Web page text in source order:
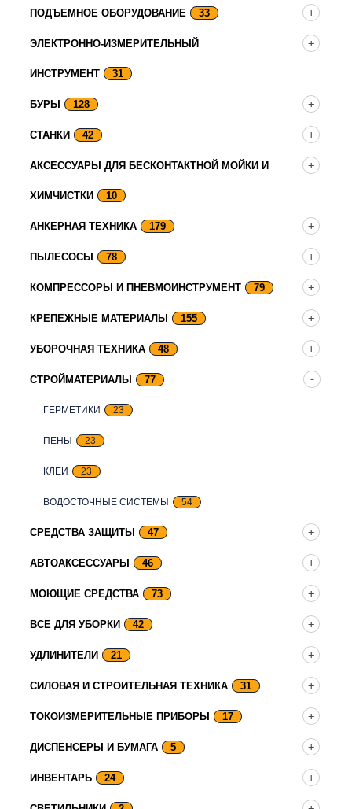
ПОДЪЕМНОЕ ОБОРУДОВАНИЕ 33
ЭЛЕКТРОННО-ИЗМЕРИТЕЛЬНЫЙ
ИНСТРУМЕНТ 31
БУРЫ 128
СТАНКИ 42
АКСЕССУАРЫ ДЛЯ БЕСКОНТАКТНОЙ МОЙКИ И
ХИМЧИСТКИ 10
АНКЕРНАЯ ТЕХНИКА 179
ПЫЛЕСОСЫ 78
КОМПРЕССОРЫ И ПНЕВМОИНСТРУМЕНТ 79
КРЕПЕЖНЫЕ МАТЕРИАЛЫ 155
УБОРОЧНАЯ ТЕХНИКА 48
СТРОЙМАТЕРИАЛЫ 77
ГЕРМЕТИКИ 23
ПЕНЫ 23
КЛЕИ 23
ВОДОСТОЧНЫЕ СИСТЕМЫ 54
СРЕДСТВА ЗАЩИТЫ 47
АВТОАКСЕССУАРЫ 46
МОЮЩИЕ СРЕДСТВА 73
ВСЕ ДЛЯ УБОРКИ 42
УДЛИНИТЕЛИ 21
СИЛОВАЯ И СТРОИТЕЛЬНАЯ ТЕХНИКА 31
ТОКОИЗМЕРИТЕЛЬНЫЕ ПРИБОРЫ 17
ДИСПЕНСЕРЫ И БУМАГА 5
ИНВЕНТАРЬ 24